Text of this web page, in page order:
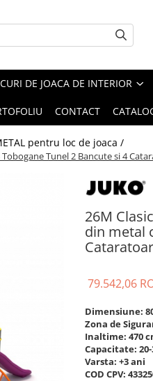
DE JOACA DE INTERIOR
CONTACT
pentru loc de joaca /
Tunel 2 Bancute si 4
26M
din metal
79.542,06
Dimensiune:
Zona de
Inaltime: 470
Capacitate: 20-
Varsta: +3 ani
COD CPV: